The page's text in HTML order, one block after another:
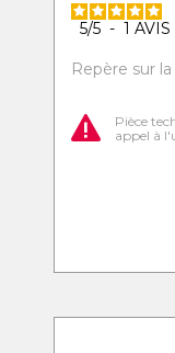
5/5 - 1 AVIS
Repère sur
Pièce
appel à